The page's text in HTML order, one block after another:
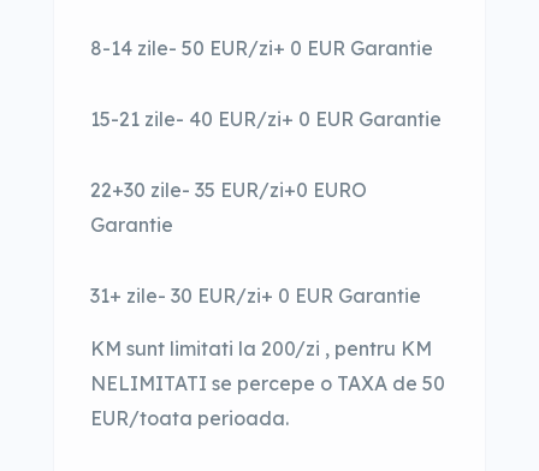
8-14 zile- 50 EUR/zi+ 0 EUR Garantie
15-21 zile- 40 EUR/zi+ 0 EUR Garantie
22+30 zile- 35 EUR/zi+0 EURO
Garantie
31+ zile- 30 EUR/zi+ 0 EUR Garantie
KM sunt limitati la 200/zi , pentru KM
NELIMITATI se percepe o TAXA de 50
EUR/toata perioada.